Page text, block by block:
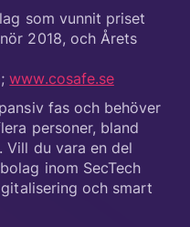
som vunnit priset
2018, och Årets
www.cosafe.se
fas och behöver
personer, bland
Vill du vara en del
inom SecTech
och smart